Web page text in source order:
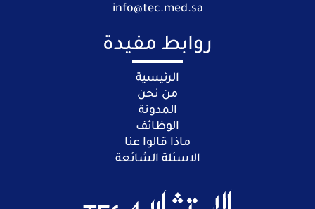
info@tec.med.sa
روابط مفيدة
الرئيسية
من نحن
المدونة
الوظائف
ماذا قالوا عنا
الاسئلة الشائعة